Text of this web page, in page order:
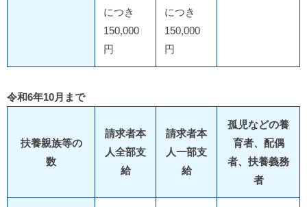
につき
150,000
円
につき
150,000
円
令和6年10月まで
扶養親族等の
数
請求者本
人全部支
給
請求者本
人一部支
給
孤児などの養
育者、配偶
者、扶養義務
者